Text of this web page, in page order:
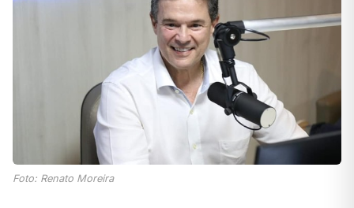
Foto: Renato Moreira